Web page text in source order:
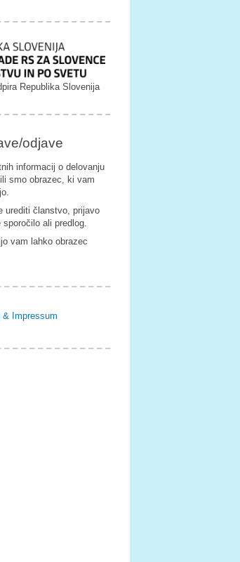
Republika Slovenija
odjave
informacij o delovanju
smo obrazec, ki vam
urediti članstvo, prijavo
ali predlog.
vam lahko obrazec
& Impressum